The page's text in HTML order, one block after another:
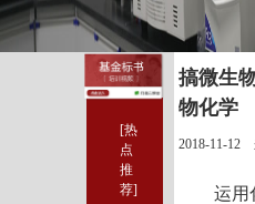
[热
点
推
荐]
搞微生
物化学
2018-11-12
运用